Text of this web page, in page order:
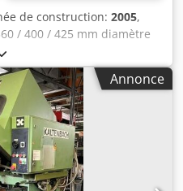
de construction: 2005,
/ 400 / 425 mm diamètre
de coupe 8 - 150 m/min
max. 40 l/min
950 mm passage libre
de contrôle Siemens
28 kW Poids de la
Eqenmerf
x 2,2 m Aciers de
aciers à outils
Annonce